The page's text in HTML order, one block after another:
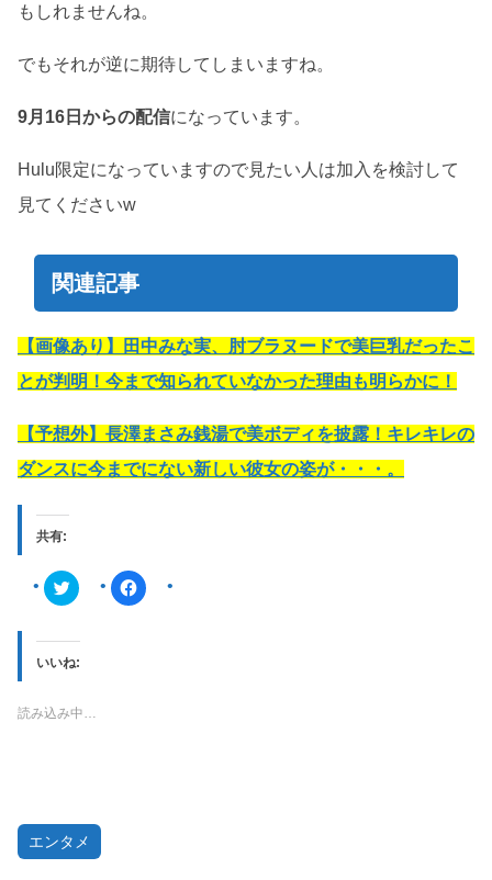
もしれませんね。
でもそれが逆に期待してしまいますね。
9月16日からの配信になっています。
Hulu限定になっていますので見たい人は加入を検討して
見てくださいw
関連記事
【画像あり】田中みな実、肘ブラヌードで美巨乳だったこ
とが判明！今まで知られていなかった理由も明らかに！
【予想外】長澤まさみ銭湯で美ボディを披露！キレキレの
ダンスに今までにない新しい彼女の姿が・・・。
共有:
ク
リ
し
T
t
し
い
ウ
ィ
F
a
いいね:
読み込み中…
エンタメ